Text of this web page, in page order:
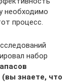
необходимо
процесс.
набор
(вы знаете, что